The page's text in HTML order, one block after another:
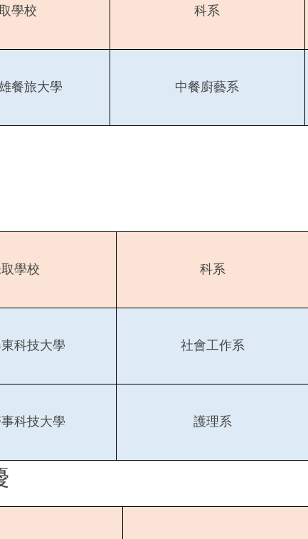
學校 科系
餐旅大學 中餐廚藝系
學校 科系
科技大學 社會工作系
科技大學 護理系